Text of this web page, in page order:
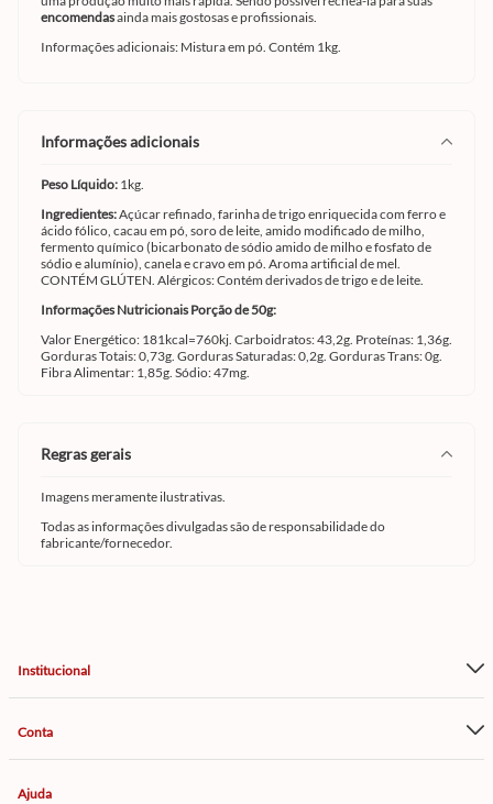
encomendasainda mais gostosas e profissionais.
Informações adicionais: Mistura em pó. Contém 1kg.
informações adicionais
Peso Líquido: 1kg.
Ingredientes:Açúcar refinado, farinha de trigo enriquecida com ferro e
ácido fólico, cacau em pó, soro de leite, amido modificado de milho,
fermento químico (bicarbonato de sódio amido de milho e fosfato de
sódio e alumínio), canela e cravo em pó. Aroma artificial de mel.
CONTÉM GLÚTEN. Alérgicos: Contém derivados de trigo e de leite.
Informações Nutricionais Porção de 50g:
Valor Energético: 181kcal=760kj. Carboidratos: 43,2g. Proteínas: 1,36g.
Gorduras Totais: 0,73g. Gorduras Saturadas: 0,2g. Gorduras Trans: 0g.
Fibra Alimentar: 1,85g. Sódio: 47mg.
regras gerais
Imagens meramente ilustrativas.
Todas as informações divulgadas são de responsabilidade do
fabricante/fornecedor.
Institucional
Conta
Ajuda